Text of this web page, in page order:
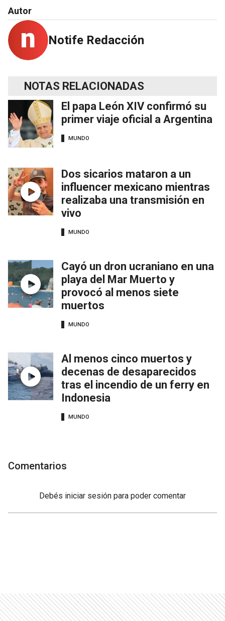
Autor
Notife Redacción
NOTAS RELACIONADAS
El papa León XIV confirmó su
primer viaje oficial a Argentina
MUNDO
Dos sicarios mataron a un
influencer mexicano mientras
realizaba una transmisión en
vivo
MUNDO
Cayó un dron ucraniano en una
playa del Mar Muerto y
provocó al menos siete
muertos
MUNDO
Al menos cinco muertos y
decenas de desaparecidos
tras el incendio de un ferry en
Indonesia
MUNDO
Comentarios
Debés iniciar sesión para poder comentar